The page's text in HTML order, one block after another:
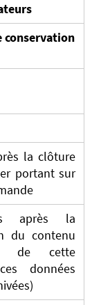
conservation
la clôture
portant sur
après la
du contenu
de cette
données